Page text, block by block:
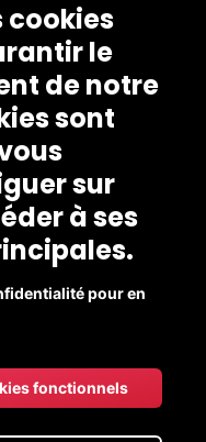
cookies
le
de notre
sont
sur
à ses
pour en
fonctionnels